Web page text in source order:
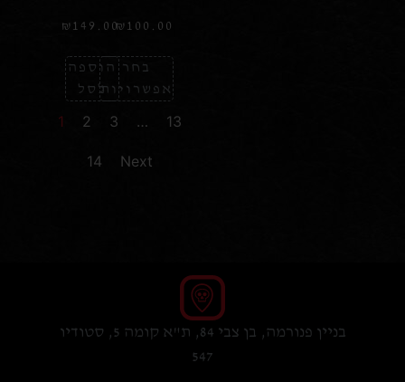
₪ 100.00
בחר
אפשרויות
₪ 149.00
הוספה
לסל
1 2 3 … 13
14 Next
בניין פנורמה, בן צבי 84, ת"א קומה 5, סטודיו
547